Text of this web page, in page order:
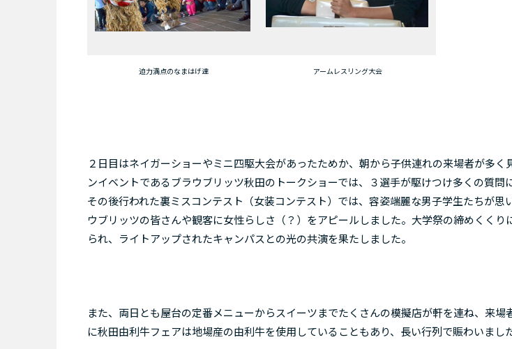
迫力満点のなまはげ達 アームレスリング大会
２日目はネイガーショーやミニ四駆大会があったためか、朝から子供連れの来場者が多く
ンイベントであるブラウブリッツ秋田のトークショーでは、３選手が駆けつけ多くの質問
その後行われた裏ミスコンテスト（女装コンテスト）では、容姿端麗な男子学生たちが思
ウブリッツの皆さんや観客に女性らしさ（？）をアピールしました。大学祭の締めくくり
られ、ライトアップされたキャンパスとの光の共演を果たしました。
また、両日とも屋台の定番メニューからスイーツまでたくさんの模擬店が軒を連ね、来場
に秋田由利牛フェアは地場産の由利牛を使用していることもあり、長い行列で賑わいました